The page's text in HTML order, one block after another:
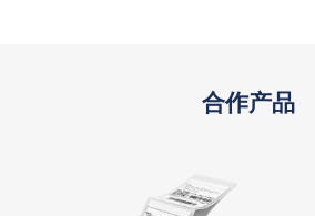
合作产品